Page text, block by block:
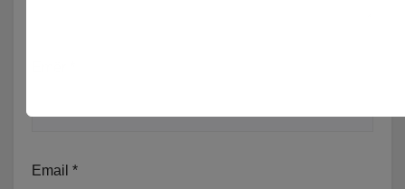
Email *